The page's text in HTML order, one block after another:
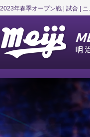
2023年春季オープン戦 | 試合 |